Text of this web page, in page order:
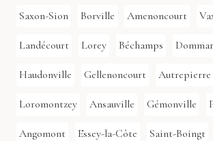
Saxon-Sion Borville Amenoncourt
Landécourt Lorey Béchamps
Haudonville Gellenoncourt Autrepierre
Loromontzey Ansauville Gémonville
Angomont Essey-la-Côte Saint-Boingt